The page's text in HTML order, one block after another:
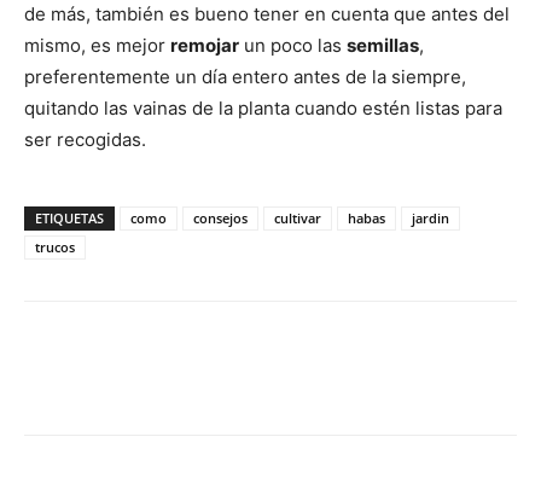
de más, también es bueno tener en cuenta que antes del
mismo, es mejor remojar un poco las semillas,
preferentemente un día entero antes de la siempre,
quitando las vainas de la planta cuando estén listas para
ser recogidas.
ETIQUETAS como consejos cultivar habas
jardin
trucos